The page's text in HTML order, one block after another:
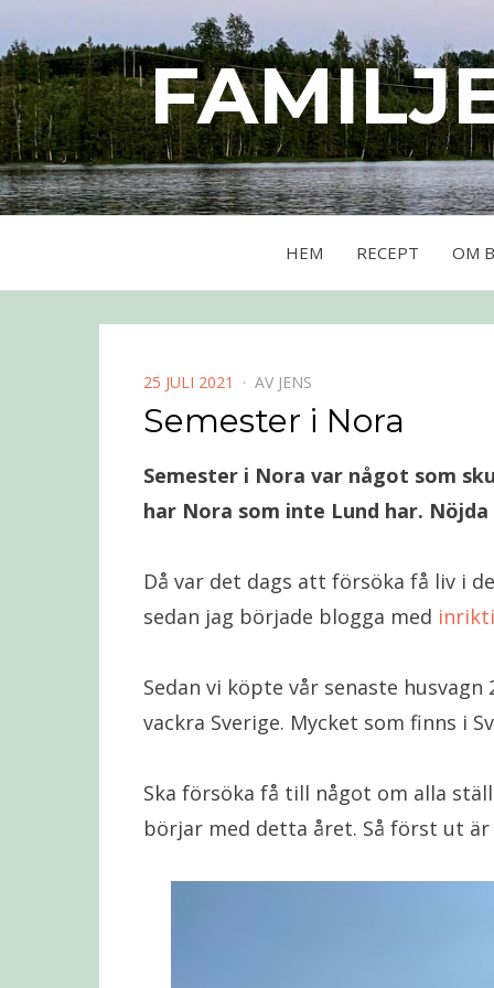
HEM RECEPT OM
PUBLICERAD
DEN
25 JULI 2021 AV JENS
Semester i Nora
Semester i Nora var något som
har Nora som inte Lund har.
Då var det dags att försöka få liv i
sedan jag började blogga med
Sedan vi köpte vår senaste
vackra Sverige. Mycket som finns i
Ska försöka få till något om alla
börjar med detta året. Så först ut är